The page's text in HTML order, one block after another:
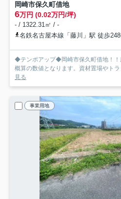
岡崎市保久町借地
6万円 (0.02万円/坪)
- / 1322.31㎡ / -
名鉄名古屋本線「藤川」駅 徒歩
◆テンポアップ◆岡崎市保久町借地！！
概算の数値となります。資材置場やト
見る
事業用地